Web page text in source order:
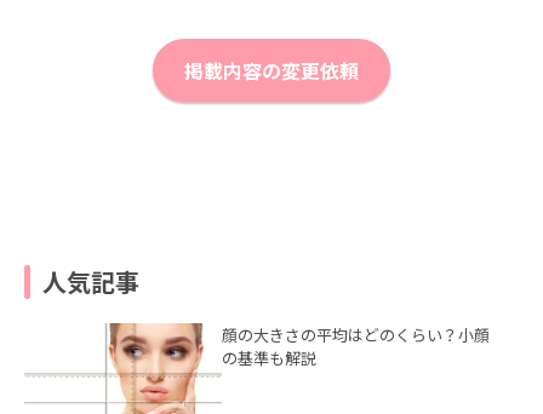
掲載内容の変更依頼
人気記事
顔の大きさの平均はどのくらい？小顔
の基準も解説